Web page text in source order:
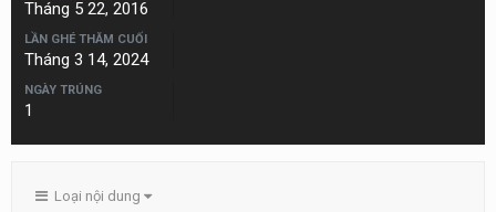
Tháng 5 22, 2016
LẦN GHÉ THĂM CUỐI
Tháng 3 14, 2024
NGÀY TRÚNG
1
Loại nội dung